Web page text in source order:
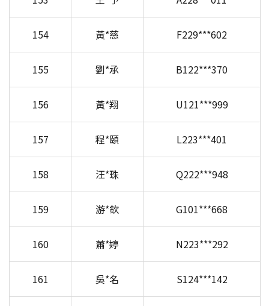
154 黃*慈 F229***602
155 劉*承 B122***370
156 黃*翔 U121***999
157 程*頤 L223***401
158 汪*珠 Q222***948
159 游*欽 G101***668
160 蕭*婷 N223***292
161 吳*名 S124***142